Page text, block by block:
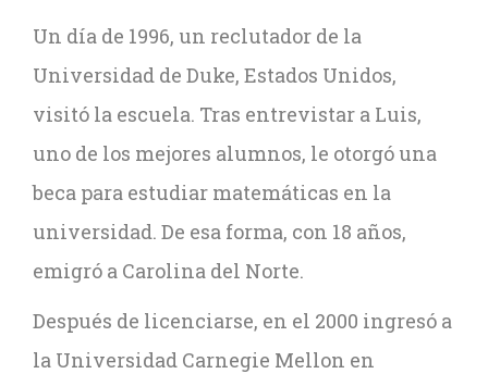
Un día de 1996, un reclutador de la
Universidad de Duke, Estados Unidos,
visitó la escuela. Tras entrevistar a Luis,
uno de los mejores alumnos, le otorgó una
beca para estudiar matemáticas en la
universidad. De esa forma, con 18 años,
emigró a Carolina del Norte.
Después de licenciarse, en el 2000 ingresó a
la Universidad Carnegie Mellon en